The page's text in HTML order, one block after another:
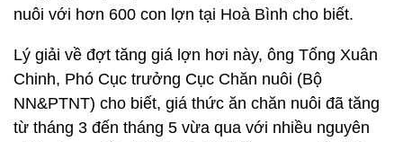
nuôi với hơn 600 con lợn tại Hoà Bình cho biết.
Lý giải về đợt tăng giá lợn hơi này, ông Tống Xuân
Chinh, Phó Cục trưởng Cục Chăn nuôi (Bộ
NN&PTNT) cho biết, giá thức ăn chăn nuôi đã tăng
từ tháng 3 đến tháng 5 vừa qua với nhiều nguyên